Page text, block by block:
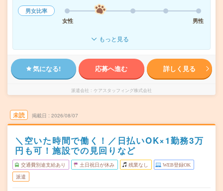
男女比率
女性
男性
もっと見る
気になる! 応募へ進む 詳しく見る
派遣会社 ケアスタッフィング株式会社
未読 掲載日 2026/08/07
＼空いた時間で働く！／日払いOK×1勤務3万
円も可！施設での見回りなど
交通費別途支給あり 土日祝日が休み 残業なし WEB登録OK
派遣